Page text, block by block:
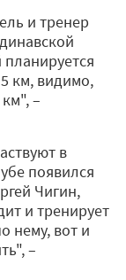
и тренер
км, видимо,
–
в
появился
Чигин,
и тренирует
нему, вот и
–